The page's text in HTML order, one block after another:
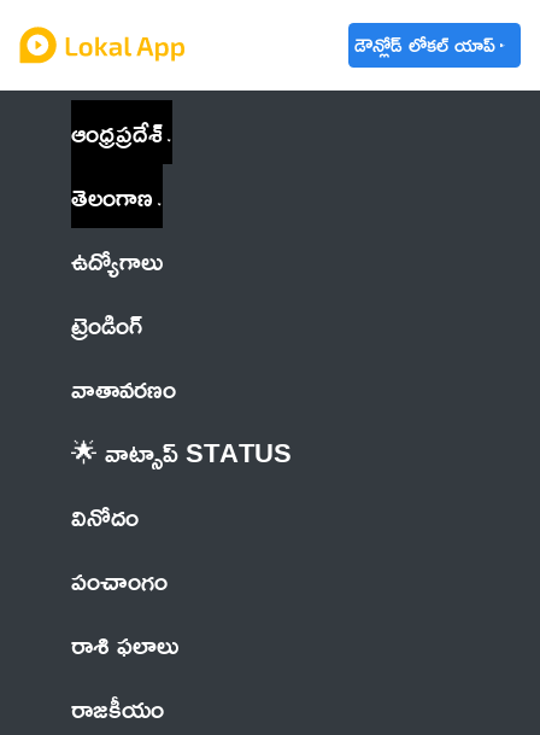
డౌన్లోడ్ లోకల్ యాప్
ఆంధ్రప్రదేశ్
తెలంగాణ
ఉద్యోగాలు
ట్రెండింగ్
వాతావరణం
🌟 వాట్సాప్ STATUS
వినోదం
పంచాంగం
రాశి ఫలాలు
రాజకీయం